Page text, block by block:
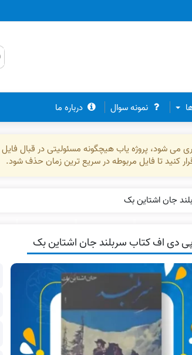
نمونه سوال درباره ما
می شود، پروژه یاب هیچگونه مسئولیتی در قبال
کنید تا فایل مربوطه در سریع ترین زمان حذف شود.
جان اشتاین بک
دی اف کتاب سربلند جان اشتاین بک